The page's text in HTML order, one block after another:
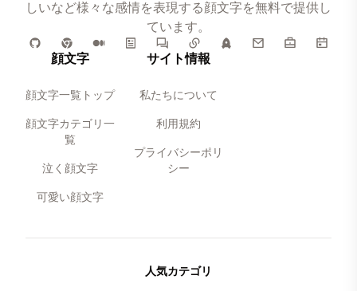
しいなど様々な感情を表現する顔文字を無料で提供し
ています。
顔文字
顔文字一覧トップ
顔文字カテゴリ一
覧
泣く顔文字
可愛い顔文字
サイト情報
私たちについて
利用規約
プライバシーポリ
シー
人気カテゴリ